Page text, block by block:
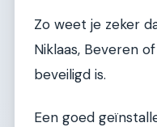
Zo weet je zeker
Niklaas, Beveren
beveiligd is.
Een goed